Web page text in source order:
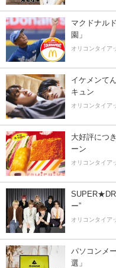
マクドナル
園」
オリコンタイア
イケメンて
キュン
オリコンタイア
大好評につ
ーン
オリコンタイア
ー”
オリコンタイア
パソコンメ
選」